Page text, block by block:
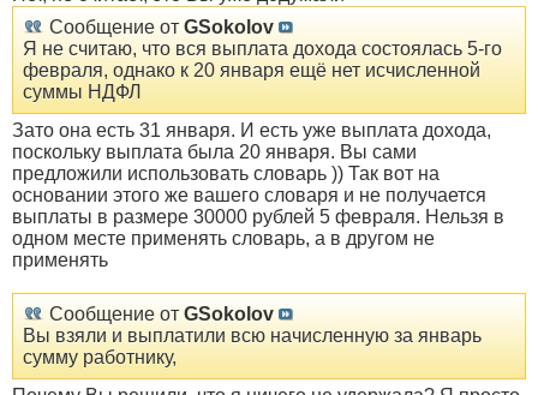
Сообщение от GSokolov
Я не считаю, что вся выплата дохода состоялась 5-го
февраля, однако к 20 января ещё нет исчисленной
суммы НДФЛ
Зато она есть 31 января. И есть уже выплата дохода,
поскольку выплата была 20 января. Вы сами
предложили использовать словарь )) Так вот на
основании этого же вашего словаря и не получается
выплаты в размере 30000 рублей 5 февраля. Нельзя в
одном месте применять словарь, а в другом не
применять
Сообщение от GSokolov
Вы взяли и выплатили всю начисленную за январь
сумму работнику,